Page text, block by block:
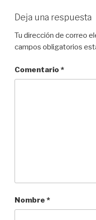
Deja una respuesta
Tu dirección de correo
campos obligatorios
Comentario *
Nombre *